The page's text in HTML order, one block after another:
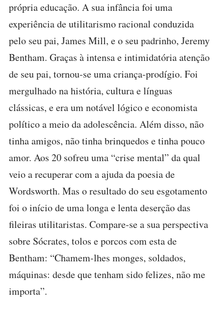
própria educação. A sua infância foi uma
experiência de utilitarismo racional conduzida
pelo seu pai, James Mill, e o seu padrinho, Jeremy
Bentham. Graças à intensa e intimidatória atenção
de seu pai, tornou-se uma criança-prodígio. Foi
mergulhado na história, cultura e línguas
clássicas, e era um notável lógico e economista
político a meio da adolescência. Além disso, não
tinha amigos, não tinha brinquedos e tinha pouco
amor. Aos 20 sofreu uma “crise mental” da qual
veio a recuperar com a ajuda da poesia de
Wordsworth. Mas o resultado do seu esgotamento
foi o início de uma longa e lenta deserção das
fileiras utilitaristas. Compare-se a sua perspectiva
sobre Sócrates, tolos e porcos com esta de
Bentham: “Chamem-lhes monges, soldados,
máquinas: desde que tenham sido felizes, não me
importa”.